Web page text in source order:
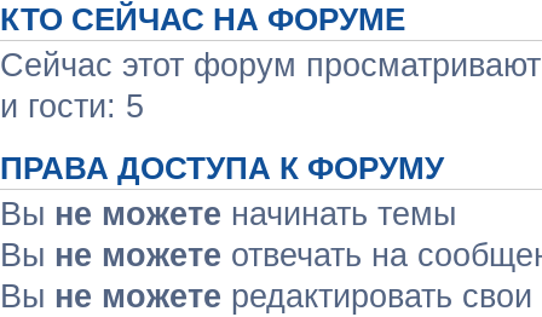
КТО СЕЙЧАС НА ФОРУМЕ
Сейчас этот форум
и гости: 5
ПРАВА ДОСТУПА К ФОРУМУ
Вы не можете начинать темы
Вы не можете отвечать на
Вы не можете редактировать